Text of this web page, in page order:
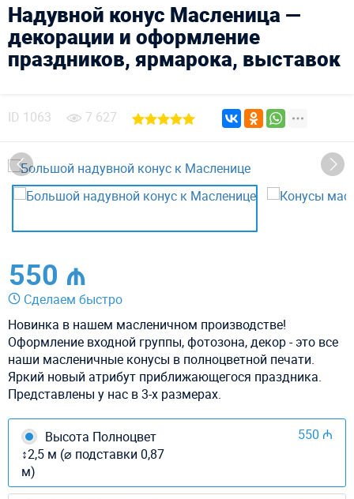
Надувной конус Масленица —
декорации и оформление
праздников, ярмарока, выставок
ID 1063 7 627
550 ₼
Сделаем быстро
Новинка в нашем масленичном производстве!
Оформление входной группы, фотозона, декор - это все
наши масленичные конусы в полноцветной печати.
Яркий новый атрибут приближающегося праздника.
Представлены у нас в 3-х размерах.
Высота Полноцвет
↕2,5 м (⌀ подставки 0,87
м)
550 ₼